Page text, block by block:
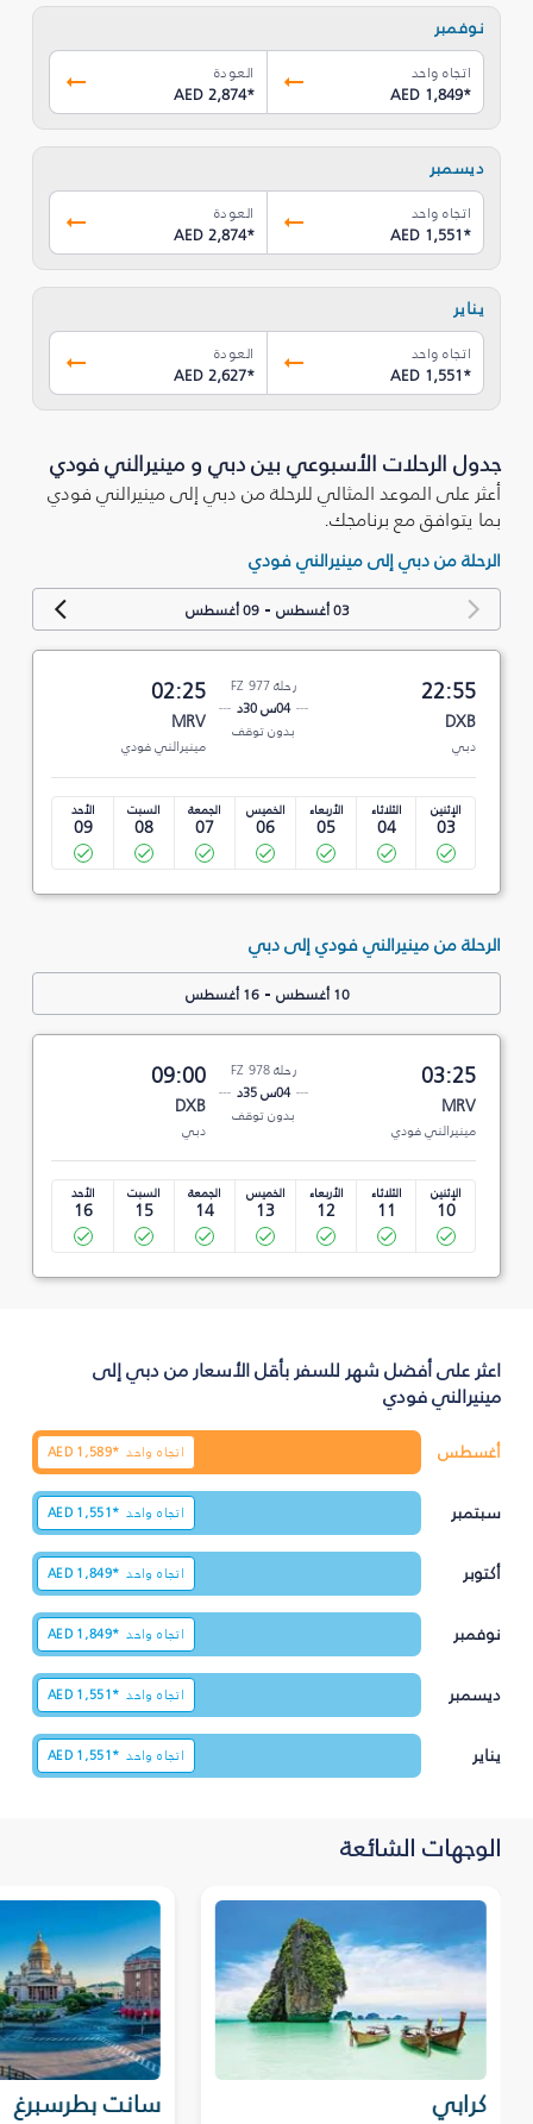
نوفمبر
اتجاه واحد
AED 1,849*
العودة
AED 2,874*
ديسمبر
اتجاه واحد
AED 1,551*
العودة
AED 2,874*
يناير
اتجاه واحد
AED 1,551*
العودة
AED 2,627*
جدول الرحلات الأسبوعي بين دبي و مينيرالني فودي
أعثر على الموعد المثالي للرحلة من دبي إلى مينيرالني فودي
بما يتوافق مع برنامجك.
الرحلة من دبي إلى مينيرالني فودي
03 أغسطس -09 أغسطس
22:55
DXB
دبي
رحلة FZ 977
04س 30د
بدون توقف
02:25
MRV
مينيرالني فودي
الإثنين
03
الثلاثاء
04
الأربعاء
05
الخميس
06
الجمعة
07
السبت
08
الأحد
09
الرحلة من مينيرالني فودي إلى دبي
10 أغسطس -16 أغسطس
03:25
MRV
مينيرالني فودي
رحلة FZ 978
04س 35د
بدون توقف
09:00
DXB
دبي
الإثنين
10
الثلاثاء
11
الأربعاء
12
الخميس
13
الجمعة
14
السبت
15
الأحد
16
اعثر على أفضل شهر للسفر بأقل الأسعار من دبي إلى
مينيرالني فودي
أغسطس اتجاه واحد AED 1,589*
سبتمبر اتجاه واحد AED 1,551*
أكتوبر اتجاه واحد AED 1,849*
نوفمبر اتجاه واحد AED 1,849*
ديسمبر اتجاه واحد AED 1,551*
يناير اتجاه واحد AED 1,551*
الوجهات الشائعة
سانت بطرسبرغ كرابي